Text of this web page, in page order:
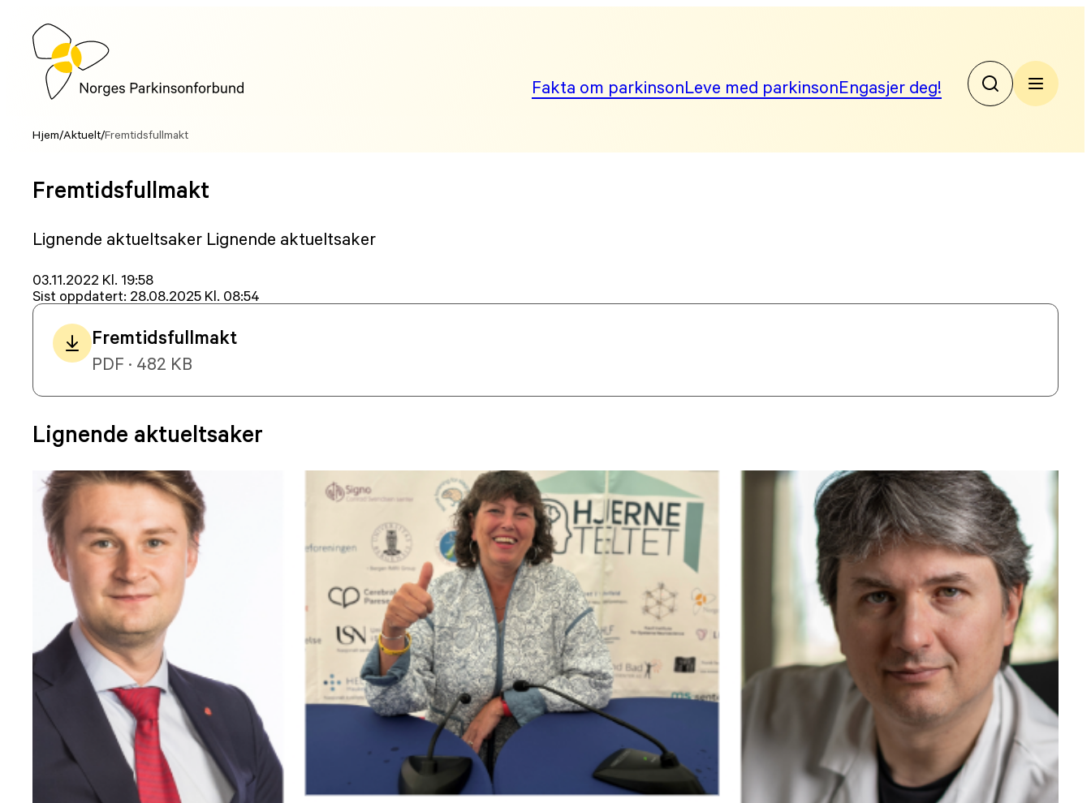
innhold
Fakta om parkinsonLeve med parkinsonEngasjer deg!
Hjem/Aktuelt/Fremtidsfullmakt
Fremtidsfullmakt
Lignende aktueltsaker Lignende aktueltsaker
Lagt
ut
på
03.11.2022 Kl. 19:58
Sist oppdatert: 28.08.2025 Kl. 08:54
Fremtidsfullmakt
PDF · 482 KB
Lignende aktueltsaker